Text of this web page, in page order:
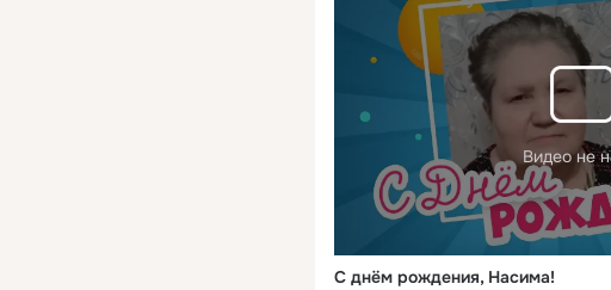
Видео не
С днём рождения, Насима!